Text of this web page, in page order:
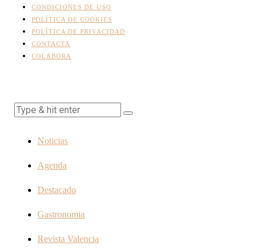
CONDICIONES DE USO
POLÍTICA DE COOKIES
POLÍTICA DE PRIVACIDAD
CONTACTA
COLABORA
Noticias
Agenda
Destacado
Gastronomia
Revista Valencia